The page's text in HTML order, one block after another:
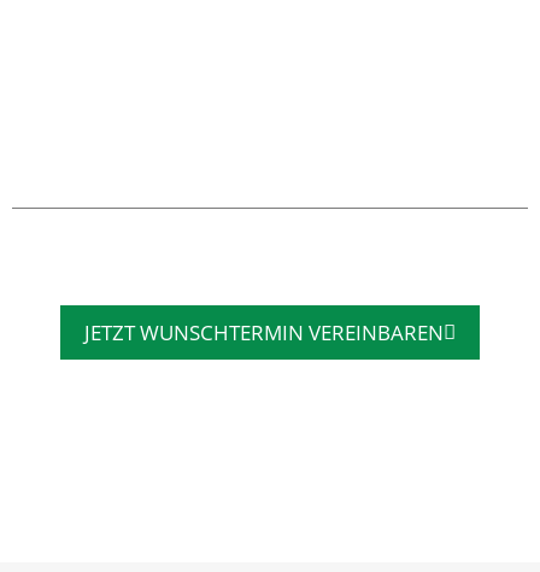
JETZT WUNSCHTERMIN VEREINBAREN